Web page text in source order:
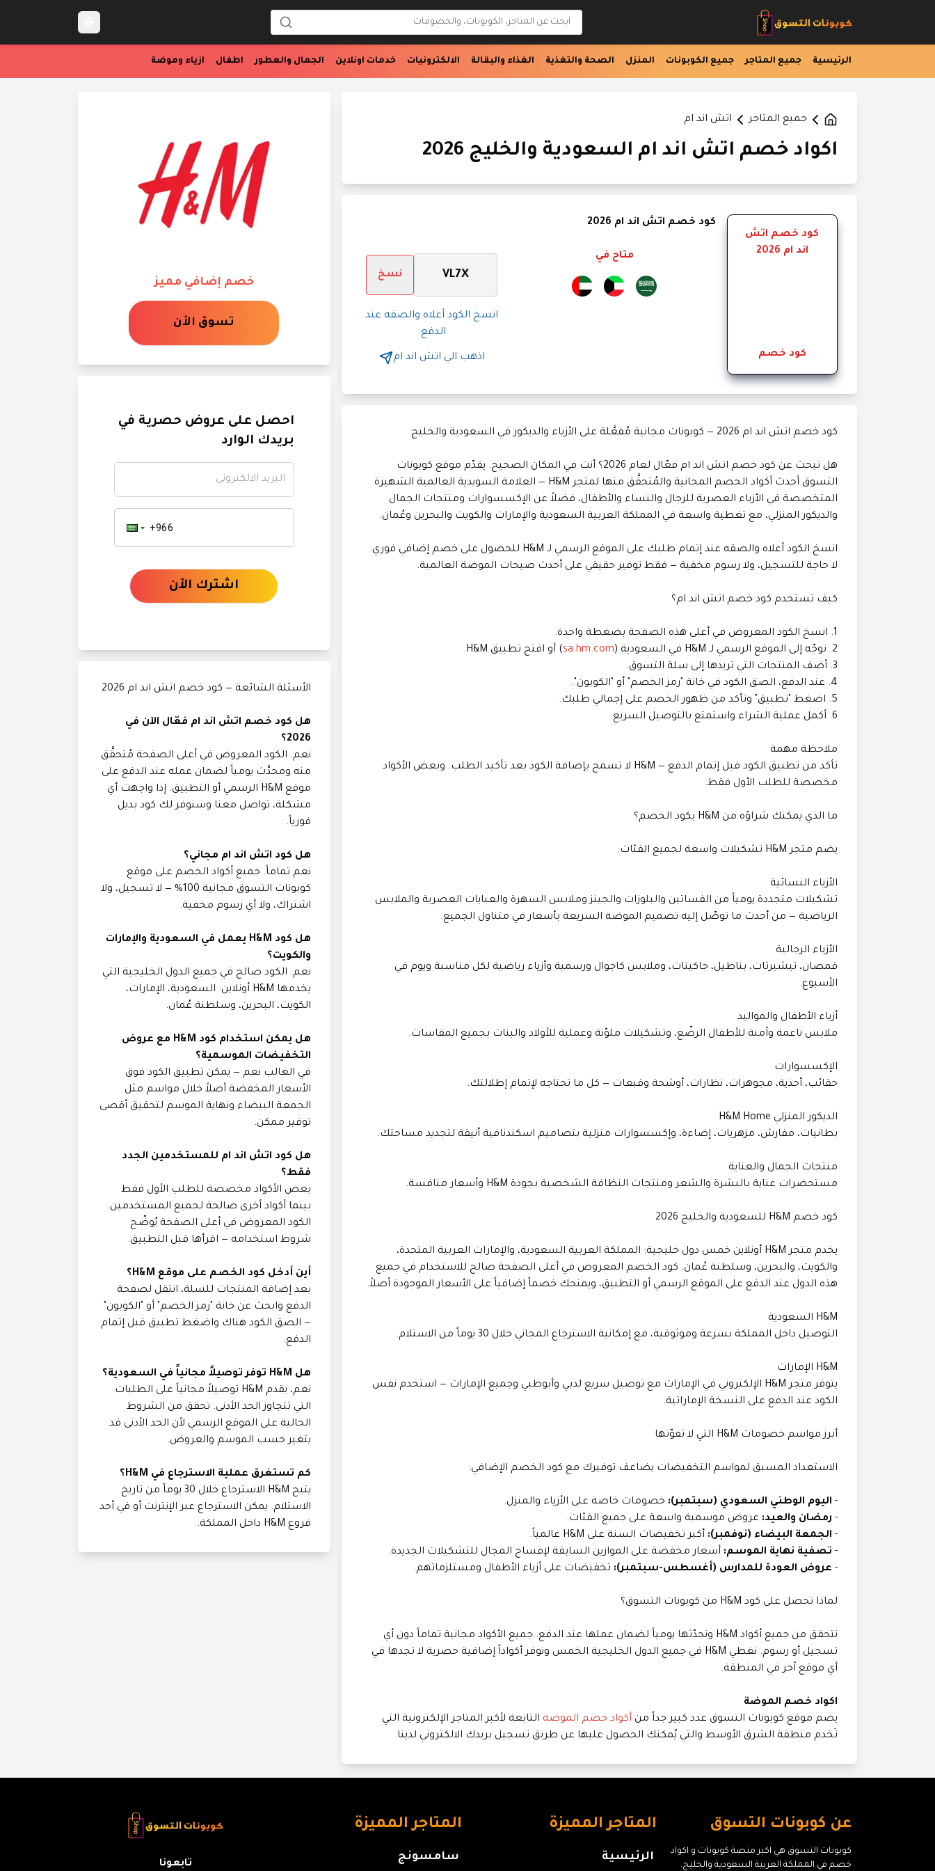
ابحث عن المتجر
الرئيسية جميع المتاجر جميع الكوبونات المنزل الصحة والتغذية الغذاء والبقالة الالكترونيات خدمات اونلاين الجمال والعطور اطفال ازياء وموضة
جميع المتاجر اتش اند ام
اكواد خصم اتش اند ام السعودية والخليج 2026
كود خصم اتش
اند ام 2026
كود خصم
كود خصم اتش اند ام 2026
متاح في
VL7X نسخ
انسخ الكود أعلاه والصقه عند
الدفع.
اذهب الي اتش اند ام
كود خصم اتش اند ام 2026 — كوبونات مجانية مُفعَّلة على الأزياء والديكور في السعودية والخليج
هل تبحث عن كود خصم اتش اند ام فعّال لعام 2026؟ أنت في المكان الصحيح. يقدّم موقع كوبونات
التسوق أحدث أكواد الخصم المجانية والمُتحقَّق منها لمتجر H&M — العلامة السويدية العالمية الشهيرة
المتخصصة في الأزياء العصرية للرجال والنساء والأطفال، فضلاً عن الإكسسوارات ومنتجات الجمال
والديكور المنزلي، مع تغطية واسعة في المملكة العربية السعودية والإمارات والكويت والبحرين وعُمان.
انسخ الكود أعلاه والصقه عند إتمام طلبك على الموقع الرسمي لـ H&M للحصول على خصم إضافي فوري.
لا حاجة للتسجيل، ولا رسوم مخفية — فقط توفير حقيقي على أحدث صيحات الموضة العالمية.
كيف تستخدم كود خصم اتش اند ام؟
1. انسخ الكود المعروض في أعلى هذه الصفحة بضغطة واحدة.
2. توجّه إلى الموقع الرسمي لـ H&M في السعودية (
sa.hm.com) أو افتح تطبيق H&M.
3. أضف المنتجات التي تريدها إلى سلة التسوق.
4. عند الدفع، الصق الكود في خانة "رمز الخصم" أو "الكوبون".
5. اضغط "تطبيق" وتأكد من ظهور الخصم على إجمالي طلبك.
6. أكمل عملية الشراء واستمتع بالتوصيل السريع.
ملاحظة مهمة
تأكد من تطبيق الكود قبل إتمام الدفع — H&M لا تسمح بإضافة الكود بعد تأكيد الطلب. وبعض الأكواد
مخصصة للطلب الأول فقط.
ما الذي يمكنك شراؤه من H&M بكود الخصم؟
يضم متجر H&M تشكيلات واسعة لجميع الفئات:
الأزياء النسائية
تشكيلات متجددة يومياً من الفساتين والبلوزات والجينز وملابس السهرة والعبايات العصرية والملابس
الرياضية — من أحدث ما توصّل إليه تصميم الموضة السريعة بأسعار في متناول الجميع.
الأزياء الرجالية
قمصان، تيشيرتات، بناطيل، جاكيتات، وملابس كاجوال ورسمية وأزياء رياضية لكل مناسبة ويوم في
الأسبوع.
أزياء الأطفال والمواليد
ملابس ناعمة وآمنة للأطفال الرضّع، وتشكيلات ملوّنة وعملية للأولاد والبنات بجميع المقاسات.
الإكسسوارات
حقائب، أحذية، مجوهرات، نظارات، أوشحة وقبعات — كل ما تحتاجه لإتمام إطلالتك.
الديكور المنزلي H&M Home
بطانيات، مفارش، مزهريات، إضاءة، وإكسسوارات منزلية بتصاميم اسكندنافية أنيقة لتجديد مساحتك.
منتجات الجمال والعناية
مستحضرات عناية بالبشرة والشعر ومنتجات النظافة الشخصية بجودة H&M وأسعار منافسة.
كود خصم H&M للسعودية والخليج 2026
يخدم متجر H&M أونلاين خمس دول خليجية: المملكة العربية السعودية، والإمارات العربية المتحدة،
والكويت، والبحرين، وسلطنة عُمان. كود الخصم المعروض في أعلى الصفحة صالح للاستخدام في جميع
هذه الدول عند الدفع على الموقع الرسمي أو التطبيق، ويمنحك خصماً إضافياً على الأسعار الموجودة أصلاً.
H&M السعودية
التوصيل داخل المملكة بسرعة وموثوقية، مع إمكانية الاسترجاع المجاني خلال 30 يوماً من الاستلام.
H&M الإمارات
يتوفر متجر H&M الإلكتروني في الإمارات مع توصيل سريع لدبي وأبوظبي وجميع الإمارات — استخدم نفس
الكود عند الدفع على النسخة الإماراتية.
أبرز مواسم خصومات H&M التي لا تفوّتها
الاستعداد المسبق لمواسم التخفيضات يضاعف توفيرك مع كود الخصم الإضافي:
- اليوم الوطني السعودي (سبتمبر): خصومات خاصة على الأزياء والمنزل.
- رمضان والعيد: عروض موسمية واسعة على جميع الفئات.
- الجمعة البيضاء (نوفمبر): أكبر تخفيضات السنة على H&M عالمياً.
- تصفية نهاية الموسم: أسعار مخفضة على الموازين السابقة لإفساح المجال للتشكيلات الجديدة.
- عروض العودة للمدارس (أغسطس-سبتمبر): تخفيضات على أزياء الأطفال ومستلزماتهم.
لماذا تحصل على كود H&M من كوبونات التسوق؟
نتحقق من جميع أكواد H&M ونحدّثها يومياً لضمان عملها عند الدفع. جميع الأكواد مجانية تماماً دون أي
تسجيل أو رسوم. نغطي H&M في جميع الدول الخليجية الخمس ونوفر أكواداً إضافية حصرية لا تجدها في
أي موقع آخر في المنطقة.
اكواد خصم الموضة
يضم موقع كوبونات التسوق عدد كبير جداً من أكواد خصم الموضة التابعة لأكبر المتاجر الإلكترونية التي
تَخدم منطقة الشرق الأوسط والتي يُمكنك الحصول عليها عن طريق تسجيل بريدك الالكتروني لدينا.
خصم إضافي مميز
تسوق الأن
احصل على عروض حصرية في
بريدك الوارد
اشترك الأن
الأسئلة الشائعة — كود خصم اتش اند ام 2026
هل كود خصم اتش اند ام فعّال الآن في
2026؟
نعم. الكود المعروض في أعلى الصفحة مُتحقَّق
منه ومحدَّث يومياً لضمان عمله عند الدفع على
موقع H&M الرسمي أو التطبيق. إذا واجهت أي
مشكلة، تواصل معنا وسنوفر لك كود بديل
فورياً.
هل كود اتش اند ام مجاني؟
نعم تماماً. جميع أكواد الخصم على موقع
كوبونات التسوق مجانية 100% — لا تسجيل، ولا
اشتراك، ولا أي رسوم مخفية.
هل كود H&M يعمل في السعودية والإمارات
والكويت؟
نعم. الكود صالح في جميع الدول الخليجية التي
يخدمها H&M أونلاين: السعودية، الإمارات،
الكويت، البحرين، وسلطنة عُمان.
هل يمكن استخدام كود H&M مع عروض
التخفيضات الموسمية؟
في الغالب نعم — يمكن تطبيق الكود فوق
الأسعار المخفضة أصلاً خلال مواسم مثل
الجمعة البيضاء ونهاية الموسم لتحقيق أقصى
توفير ممكن.
هل كود اتش اند ام للمستخدمين الجدد
فقط؟
بعض الأكواد مخصصة للطلب الأول فقط
بينما أكواد أخرى صالحة لجميع المستخدمين.
الكود المعروض في أعلى الصفحة يُوضّح
شروط استخدامه — اقرأها قبل التطبيق.
أين أدخل كود الخصم على موقع H&M؟
بعد إضافة المنتجات للسلة، انتقل لصفحة
الدفع وابحث عن خانة "رمز الخصم" أو "الكوبون"
— الصق الكود هناك واضغط تطبيق قبل إتمام
الدفع.
هل H&M توفر توصيلاً مجانياً في السعودية؟
نعم، يقدم H&M توصيلاً مجانياً على الطلبات
التي تتجاوز الحد الأدنى. تحقق من الشروط
الحالية على الموقع الرسمي لأن الحد الأدنى قد
يتغير حسب الموسم والعروض.
كم تستغرق عملية الاسترجاع في H&M؟
يتيح H&M الاسترجاع خلال 30 يوماً من تاريخ
الاستلام. يمكن الاسترجاع عبر الإنترنت أو في أحد
فروع H&M داخل المملكة.
عن كوبونات التسوق
كوبونات التسوق هي اكبر منصة كوبونات و اكواد
خصم في المملكة العربية السعودية والخليج.
المتاجر المميزة
الرئيسية
المتاجر المميزة
سامسونج
تابعونا